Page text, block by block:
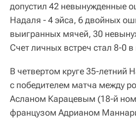
допустил 42 невынужденные
Надаля - 4 эйса, 6 двойных
выигранных мячей, 30
Счет личных встреч стал 8-0
В четвертом круге 35-летний
с победителем матча между
Асланом Карацевым (18-й
французом Адрианом